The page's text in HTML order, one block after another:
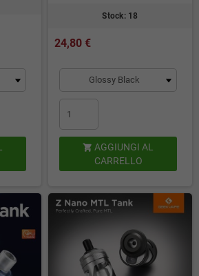
Stock: 18
24,80 €
 AGGIUNGI AL
CARRELLO